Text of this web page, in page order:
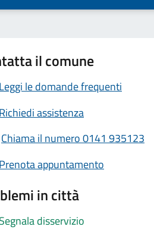
il comune
Leggi le domande frequenti
Richiedi assistenza
Chiama il numero 0141 935123
Prenota appuntamento
in città
Segnala disservizio